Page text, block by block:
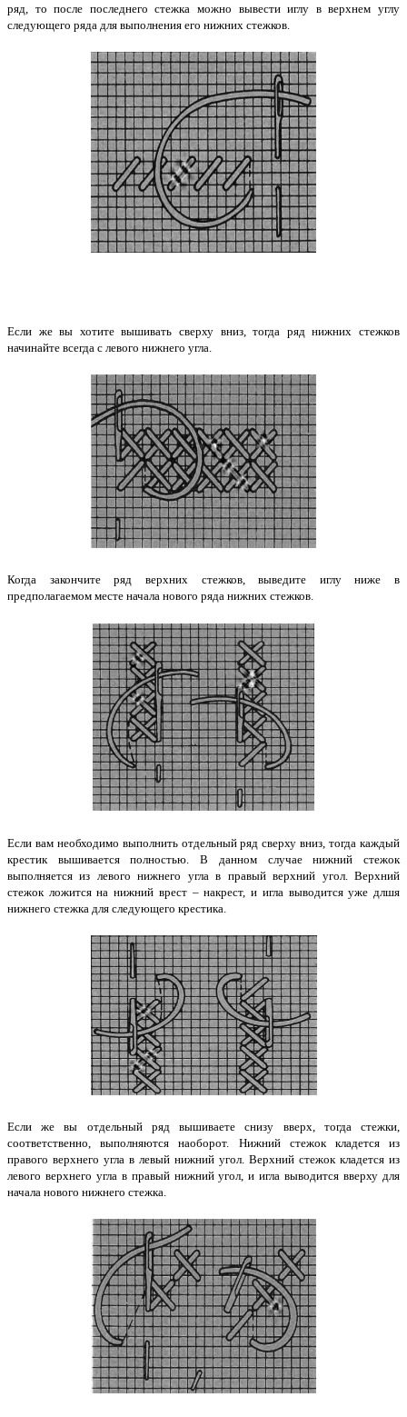
ряд, то после последнего стежка можно вывести иглу в верхнем углу
следующего ряда для выполнения его нижних стежков.
Если же вы хотите вышивать сверху вниз, тогда ряд нижних стежков
начинайте всегда с левого нижнего угла.
Когда закончите ряд верхних стежков, выведите иглу ниже в
предполагаемом месте начала нового ряда нижних стежков.
Если вам необходимо выполнить отдельный ряд сверху вниз, тогда каждый
крестик вышивается полностью. В данном случае нижний стежок
выполняется из левого нижнего угла в правый верхний угол. Верхний
стежок ложится на нижний врест – накрест, и игла выводится уже длшя
нижнего стежка для следующего крестика.
Если же вы отдельный ряд вышиваете снизу вверх, тогда стежки,
соответственно, выполняются наоборот. Нижний стежок кладется из
правого верхнего угла в левый нижний угол. Верхний стежок кладется из
левого верхнего угла в правый нижний угол, и игла выводится вверху для
начала нового нижнего стежка.